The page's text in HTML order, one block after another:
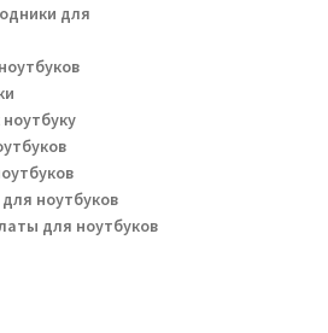
для
ноутбуков
для ноутбуков